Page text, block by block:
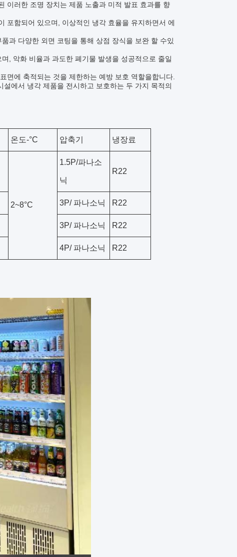
이러한 조명 장치는 제품 노출과 미적 발표 효과를 향
포함되어 있으며, 이상적인 냉각 효율을 유지하면서 에
과 다양한 외면 코팅을 통해 상점 장식을 보완 할 수있
, 악화 비율과 과도한 폐기물 발생을 성공적으로 줄일
면에 축적되는 것을 제한하는 예방 보호 역할을합니다.
에서 냉각 제품을 전시하고 보호하는 두 가지 목적의
온도-°C 압축기 냉장료
2~8°C
1.5P/파나소
닉
R22
3P/ 파나소닉 R22
3P/ 파나소닉 R22
4P/ 파나소닉 R22